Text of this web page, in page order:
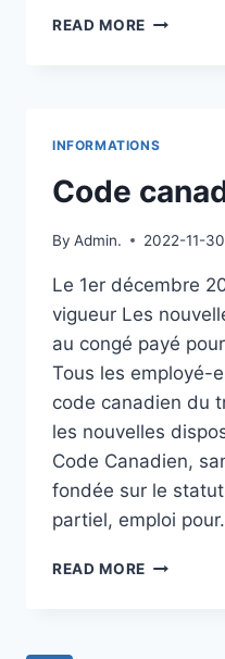
READ MORE FIN
INFORMATIONS
Code
By Admin. 2022-11-30
Le 1er décembre
vigueur Les
au congé payé
Tous les employé-
code canadien du
les nouvelles
Code Canadien,
fondée sur le
partiel, emploi
READ MORE CODE